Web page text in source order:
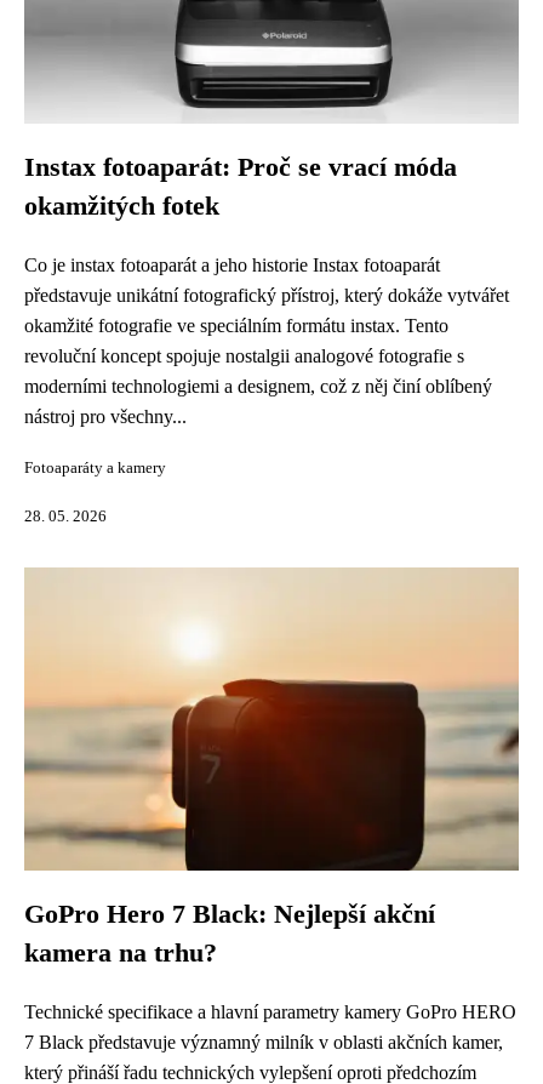
Instax fotoaparát: Proč se vrací móda
okamžitých fotek
Co je instax fotoaparát a jeho historie Instax fotoaparát
představuje unikátní fotografický přístroj, který dokáže vytvářet
okamžité fotografie ve speciálním formátu instax. Tento
revoluční koncept spojuje nostalgii analogové fotografie s
moderními technologiemi a designem, což z něj činí oblíbený
nástroj pro všechny...
Fotoaparáty a kamery
28. 05. 2026
GoPro Hero 7 Black: Nejlepší akční
kamera na trhu?
Technické specifikace a hlavní parametry kamery GoPro HERO
7 Black představuje významný milník v oblasti akčních kamer,
který přináší řadu technických vylepšení oproti předchozím